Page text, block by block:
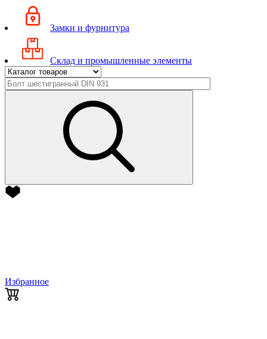
Замки и фурнитура
Склад и промышленные элементы
Избранное